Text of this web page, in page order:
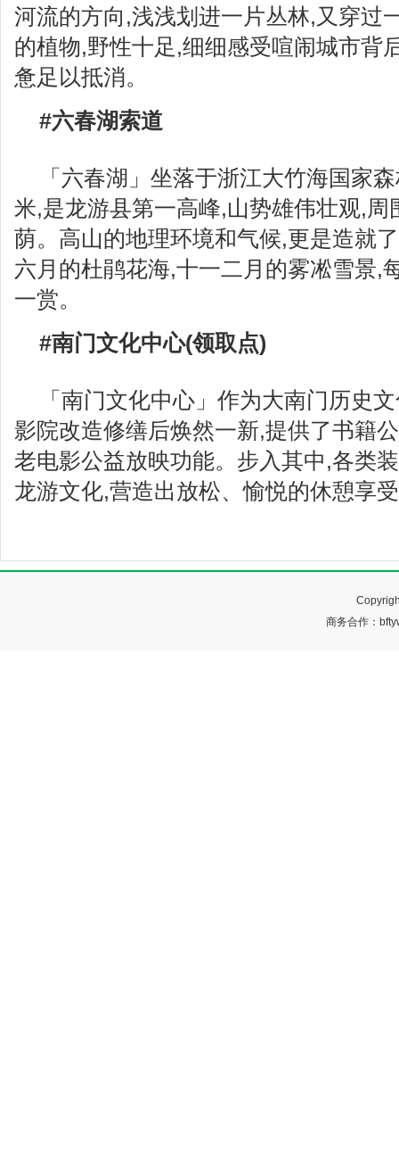
河流的方向,浅浅划进一片丛林,又穿过
的植物,野性十足,细细感受喧闹城市背
惫足以抵消。
#六春湖索道
「六春湖」坐落于浙江大竹海国家
米,是龙游县第一高峰,山势雄伟壮观,周
荫。高山的地理环境和气候,更是造就
六月的杜鹃花海,十一二月的雾凇雪景,
一赏。
#南门文化中心(领取点)
「南门文化中心」作为大南门历史
影院改造修缮后焕然一新,提供了书籍
老电影公益放映功能。步入其中,各类
龙游文化,营造出放松、愉悦的休憩享
商务合作：